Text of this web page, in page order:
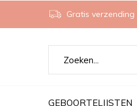
GEBOORTELIJSTEN
Gratis